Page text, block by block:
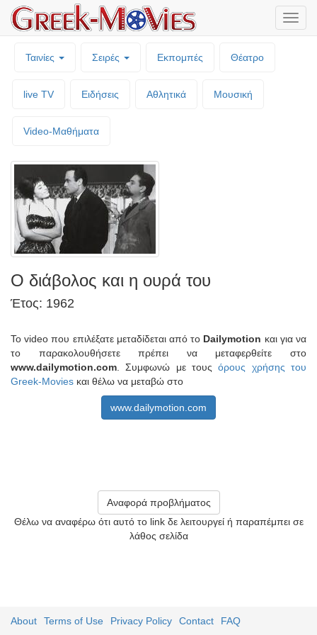
Ταινίες Σειρές Εκπομπές Θέατρο
live TV Ειδήσεις Αθλητικά Μουσική
Video-Mαθήματα
Ο διάβολος και η ουρά του
Έτος: 1962
Το video που επιλέξατε μεταδίδεται από το Dailymotion και για να
το παρακολουθήσετε πρέπει να μεταφερθείτε στο
www.dailymotion.com . Συμφωνώ με τουςόρους χρήσης του
Greek-Movies και θέλω να μεταβώ στο
www.dailymotion.com
Αναφορά προβλήματος
Θέλω να αναφέρω ότι αυτό το link δε λειτουργεί ή παραπέμπει σε
λάθος σελίδα
About Terms of Use Privacy Policy Contact FAQ